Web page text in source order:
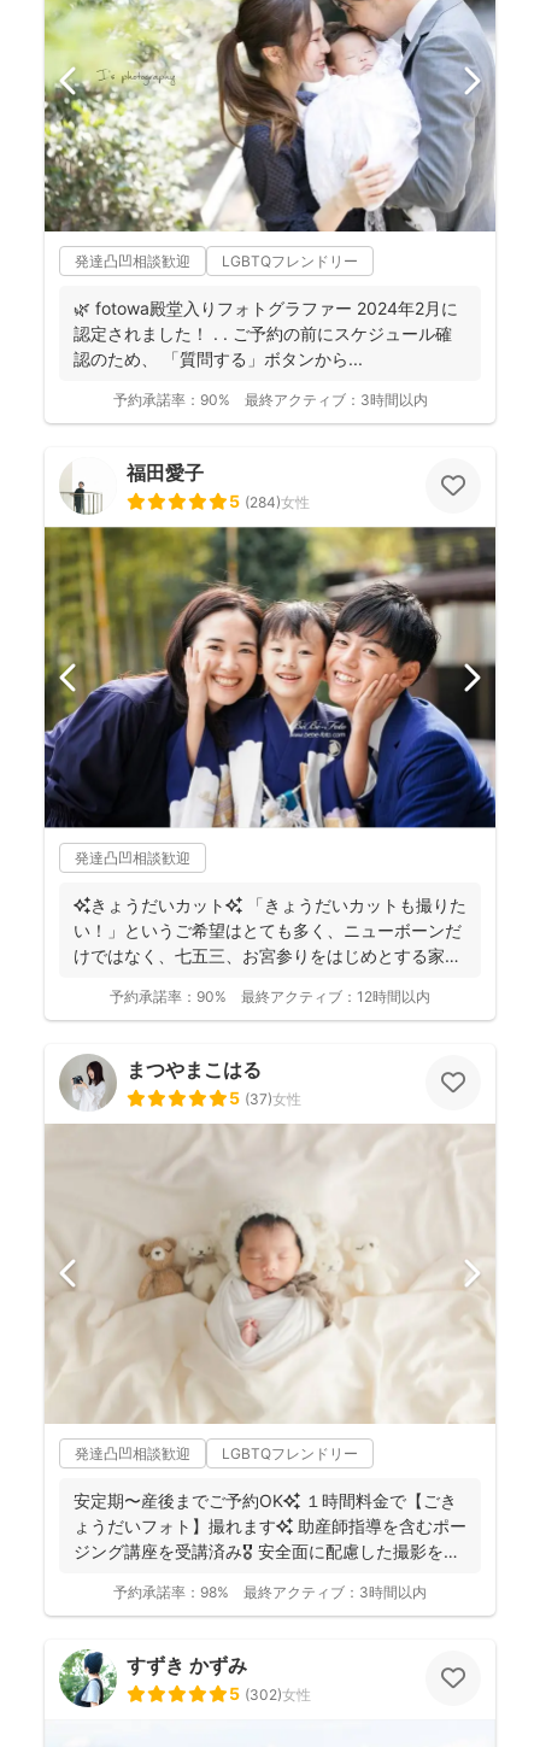
発達凸凹相談歓迎 LGBTQフレンドリー
🌿 fotowa殿堂入りフォトグラファー 2024年2月に
認定されました！ . . ご予約の前にスケジュール確
認のため、 「質問する」ボタンから...
予約承諾率： 90% 最終アクティブ： 3時間以内
福田愛子
5 (284)女性
発達凸凹相談歓迎
✨きょうだいカット✨ 「きょうだいカットも撮りた
い！」というご希望はとても多く、ニューボーンだ
けではなく、七五三、お宮参りをはじめとする家族
予約承諾率： 90% 最終アクティブ： 12時間以内
まつやまこはる
5 (37)女性
発達凸凹相談歓迎 LGBTQフレンドリー
安定期〜産後までご予約OK✨ １時間料金で【ごき
ょうだいフォト】撮れます✨ 助産師指導を含むポー
ジング講座を受講済み🎖️ 安全面に配慮した撮影を行
予約承諾率： 98% 最終アクティブ： 3時間以内
すずき かずみ
5 (302)女性